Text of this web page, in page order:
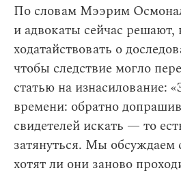
По словам Мээрим
и адвокаты сейчас
ходатайствовать о
чтобы следствие могло
статью на изнасилование:
времени: обратно
свидетелей искать — то
затянуться. Мы обсуждаем
хотят ли они заново